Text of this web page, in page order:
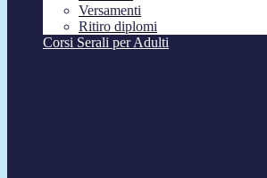
Versamenti
Ritiro diplomi
Corsi Serali per Adulti